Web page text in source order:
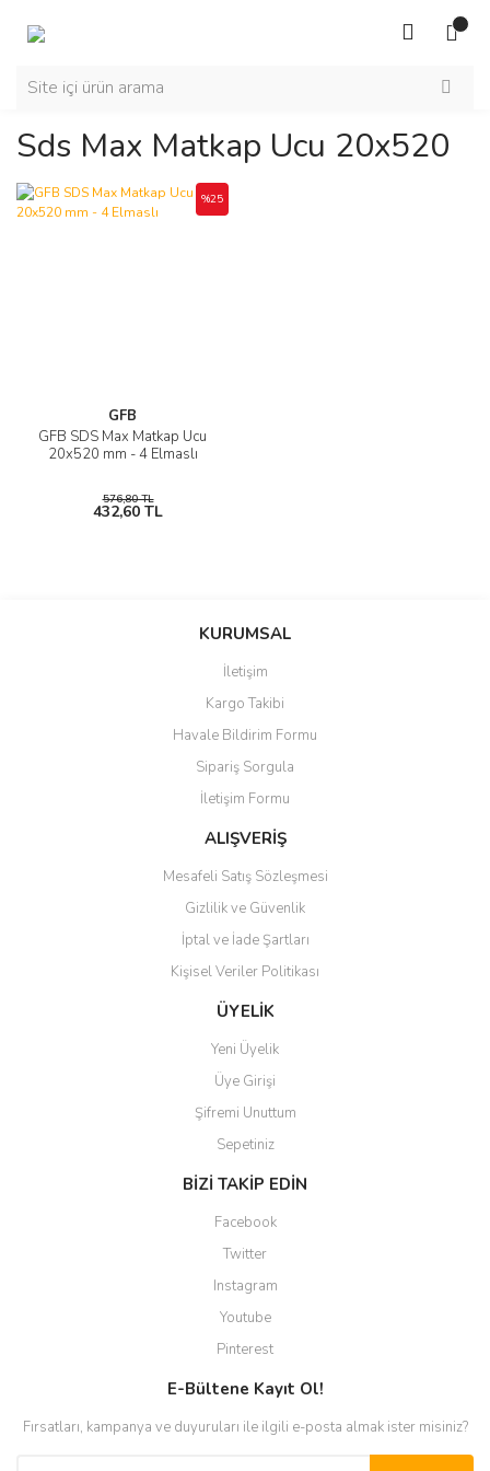
Sds Max Matkap Ucu 20x520
GFB
GFB SDS Max Matkap Ucu
20x520 mm - 4 Elmaslı
%25
576,80 TL
432,60 TL
KURUMSAL
İletişim
Kargo Takibi
Havale Bildirim Formu
Sipariş Sorgula
İletişim Formu
ALIŞVERİŞ
Mesafeli Satış Sözleşmesi
Gizlilik ve Güvenlik
İptal ve İade Şartları
Kişisel Veriler Politikası
ÜYELİK
Yeni Üyelik
Üye Girişi
Şifremi Unuttum
Sepetiniz
BİZİ TAKİP EDİN
Facebook
Twitter
Instagram
Youtube
Pinterest
E-Bültene Kayıt Ol!
Fırsatları, kampanya ve duyuruları ile ilgili e-posta almak ister misiniz?